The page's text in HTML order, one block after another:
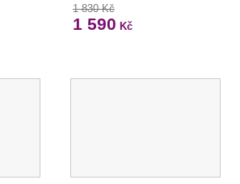
1 830 Kč
1 590 Kč